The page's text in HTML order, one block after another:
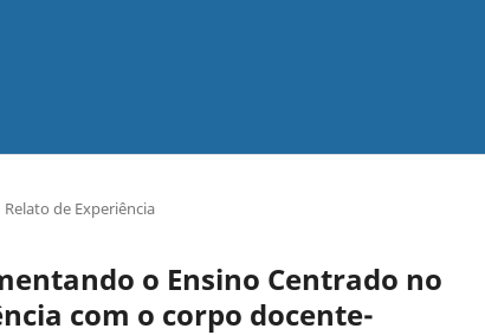
Relato de Experiência
o Ensino Centrado no
com o corpo docente-